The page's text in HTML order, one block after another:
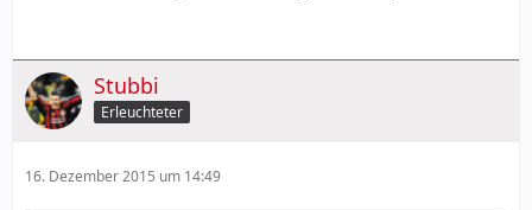
Stubbi
Erleuchteter
16. Dezember 2015 um 14:49